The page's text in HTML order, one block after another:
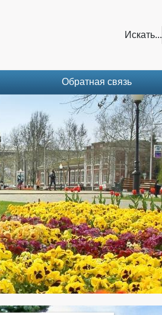
Искать...
Обратная связь